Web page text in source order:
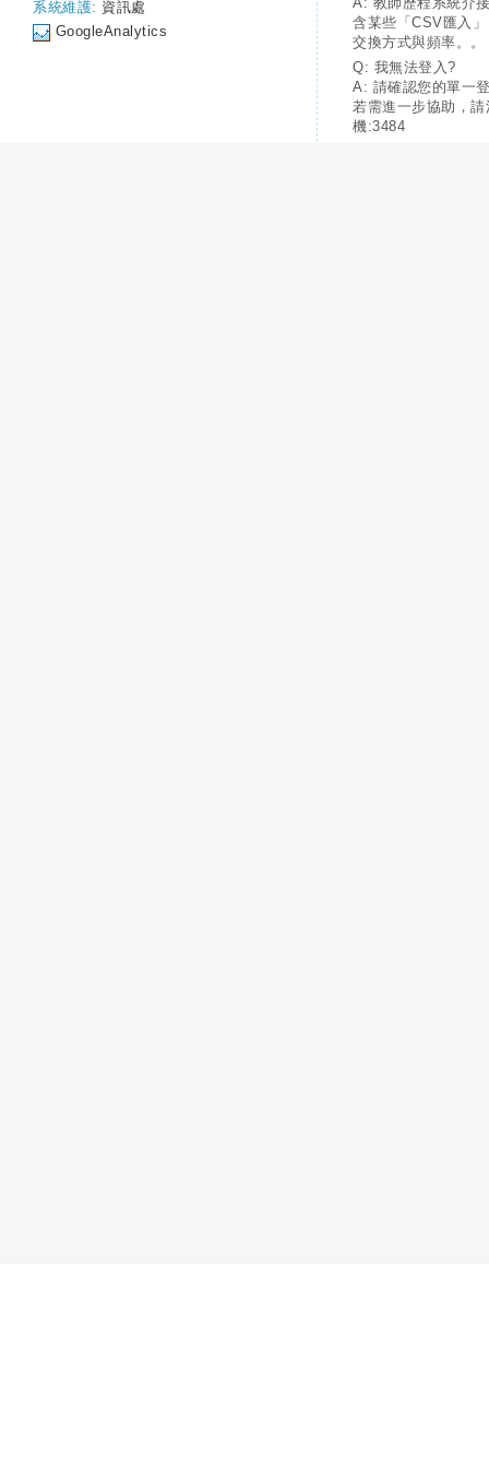
系統維護: 資訊處
GoogleAnalytics
含某些「CSV匯入
交換方式與頻率。。
Q: 我無法登入?
A: 請確認您的單一
若需進一步協助，
機:3484